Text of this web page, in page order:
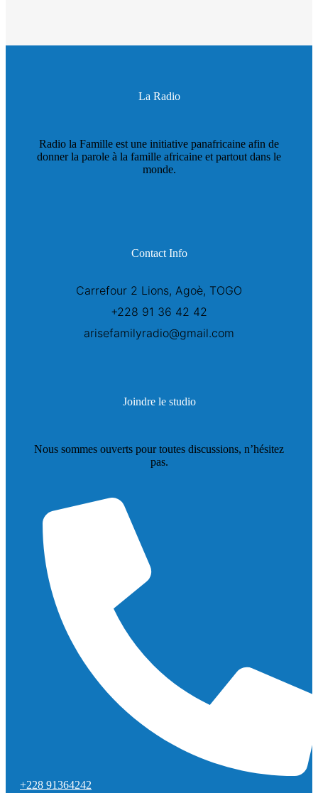
La Radio
Radio la Famille est une initiative panafricaine afin de
donner la parole à la famille africaine et partout dans le
monde.
Contact Info
Carrefour 2 Lions, Agoè, TOGO
+228 91 36 42 42
arisefamilyradio@gmail.com
Joindre le studio
Nous sommes ouverts pour toutes discussions, n’hésitez
pas.
+228 91364242